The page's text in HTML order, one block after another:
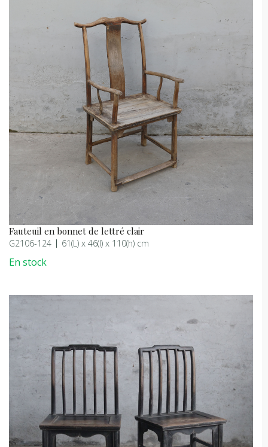
Fauteuil en bonnet de lettré clair
G2106-124 61(L) x 46(l) x 110(h) cm
En stock